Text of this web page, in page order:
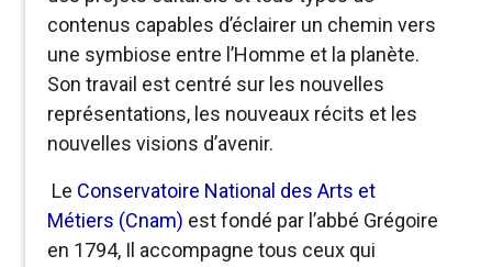
contenus capables d’éclairer un chemin vers
une symbiose entre l’Homme et la planète.
Son travail est centré sur les nouvelles
représentations, les nouveaux récits et les
nouvelles visions d’avenir.
Le Conservatoire National des Arts et
Métiers (Cnam) est fondé par l’abbé Grégoire
en 1794, Il accompagne tous ceux qui